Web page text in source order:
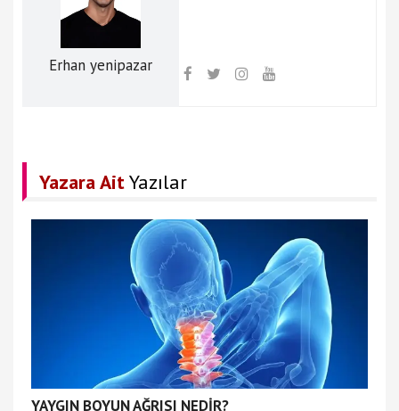
Erhan yenipazar
Yazara AitYazılar
YAYGIN BOYUN AĞRISI NEDİR?